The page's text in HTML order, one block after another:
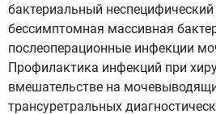
бактериальный неспецифический
бессимптомная массивная
послеоперационные инфекции
Профилактика инфекций при
вмешательстве на
трансуретральных